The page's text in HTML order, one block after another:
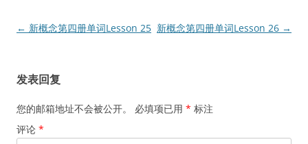
文
航
← 新概念第四册单词Lesson 25 新概念第四册单词Lesson 26 →
发表回复
您的邮箱地址不会被公开。 必填项已用 * 标注
评论 *